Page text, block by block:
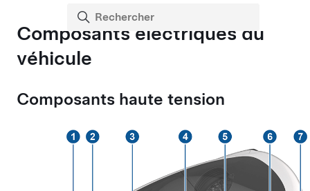
Composants électriques du
véhicule
Composants haute tension